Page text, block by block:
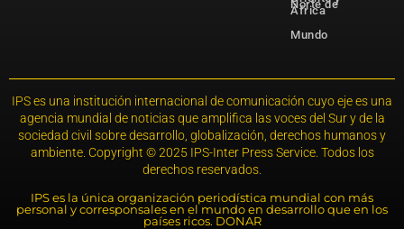
Norte de
África
Mundo
IPS es una institución internacional de comunicación cuyo eje es una
agencia mundial de noticias que amplifica las voces del Sur y de la
sociedad civil sobre desarrollo, globalización, derechos humanos y
ambiente. Copyright © 2025 IPS-Inter Press Service. Todos los
derechos reservados.
IPS es la única organización periodística mundial con más
personal y corresponsales en el mundo en desarrollo que en los
países ricos. DONAR